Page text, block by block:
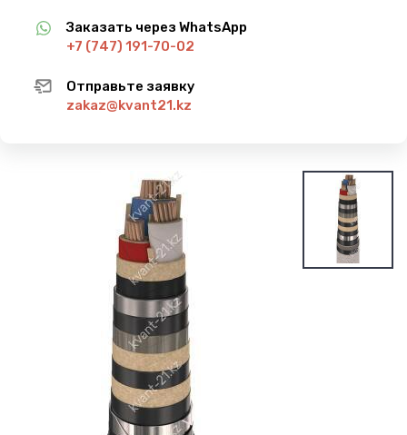
Заказать через WhatsApp
+7 (747) 191-70-02
Отправьте заявку
zakaz@kvant21.kz